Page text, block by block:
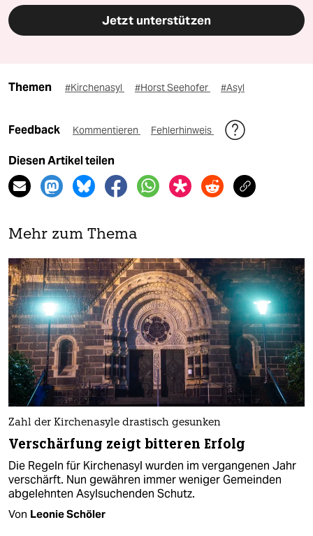
Jetzt unterstützen
Themen #Kirchenasyl #Horst Seehofer #Asyl
Feedback Kommentieren Fehlerhinweis
Diesen Artikel teilen
Mehr zum Thema
Zahl der Kirchenasyle drastisch gesunken
Verschärfung zeigt bitteren Erfolg
Die Regeln für Kirchenasyl wurden im vergangenen Jahr
verschärft. Nun gewähren immer weniger Gemeinden
abgelehnten Asylsuchenden Schutz.
Von Leonie Schöler